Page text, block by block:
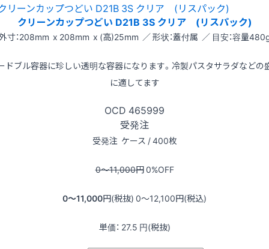
クリーンカップつどい D21B 3S クリア (リスパック)
寸：208mm x 208mm x (高)25mm ／ 形状：蓋付属 ／ 目安：容量
ドブル容器に珍しい透明な容器になります。冷製パスタサラダなどの
に適してます
OCD 465999
受発注
受発注 ケース / 400枚
0〜11,000円0%OFF
0〜11,000円(税抜) 0〜12,100円(税込)
単価： 27.5 円(税抜)